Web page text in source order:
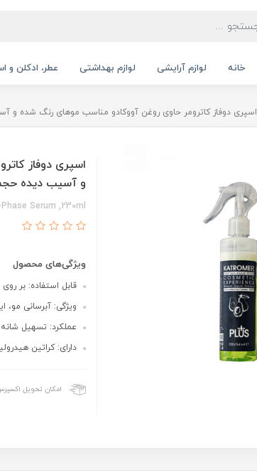
خانه لوازم آرایشی لوازم بهداشتی عطر، ادکلن و
اسپری دوفاز کاترومر حاوی روغن آووکادو مناسب موهای رنگ شده و آسیب دیده
اسپری دوفاز
و آسیب دیده حجم 230 میلی
Serum ,230ml
ویژگی‌های محصول
قابل استفاده: بر
ویژگی: آبرسانی مو،
عملکرد: تسهیل
دارای: کراتین
امکان تحویل